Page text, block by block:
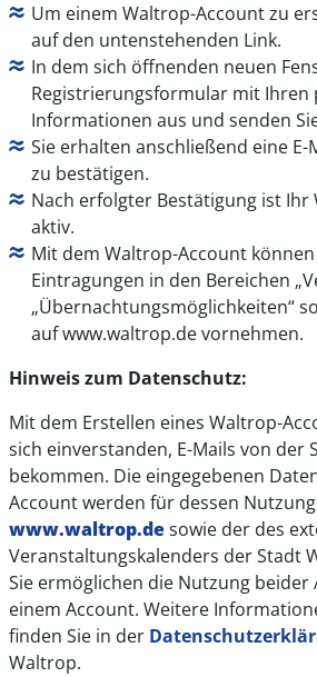
Um einem Waltrop-Account zu
auf den untenstehenden Link.
In dem sich öffnenden neuen
Registrierungsformular mit Ihren
Informationen aus und senden
Sie erhalten anschließend eine
zu bestätigen.
Nach erfolgter Bestätigung ist
aktiv.
Mit dem Waltrop-Account
Eintragungen in den Bereichen
„Übernachtungsmöglichkeiten“
auf www.waltrop.de vornehmen.
Hinweis zum Datenschutz:
Mit dem Erstellen eines Waltrop-
sich einverstanden, E-Mails von der
bekommen. Die eingegebenen
Account werden für dessen
www.waltrop.desowie der des
Veranstaltungskalenders der Stadt
Sie ermöglichen die Nutzung
einem Account. Weitere
finden Sie in der
Waltrop.